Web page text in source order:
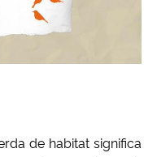
de habitat significa